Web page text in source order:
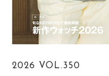
2026 VOL.350